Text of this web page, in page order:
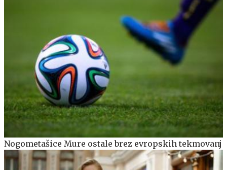
Nogometašice Mure ostale brez evropskih tekmovanj